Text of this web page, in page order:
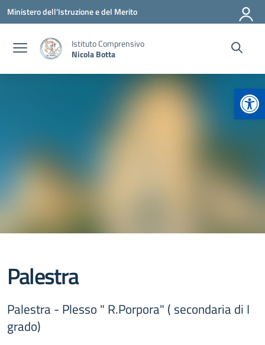
Vai ai contenuti
Vai al menu di navigazione
Vai al footer
Ministero dell'Istruzione e del Merito
Istituto Comprensivo
Nicola Botta
Palestra
Palestra - Plesso " R.Porpora" ( secondaria di I
grado)